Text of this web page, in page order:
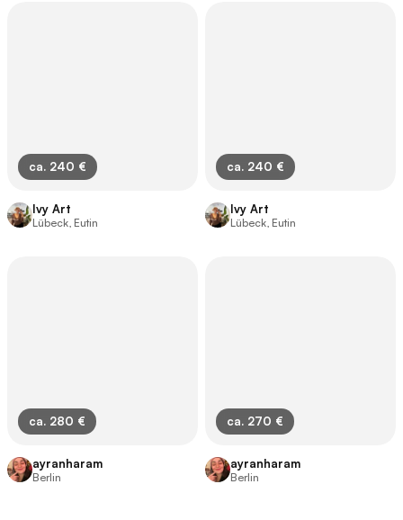
ca. 240 €
Ivy Art
Lübeck, Eutin
ca. 240 €
Ivy Art
Lübeck, Eutin
ca. 280 €
ayranharam
Berlin
ca. 270 €
ayranharam
Berlin